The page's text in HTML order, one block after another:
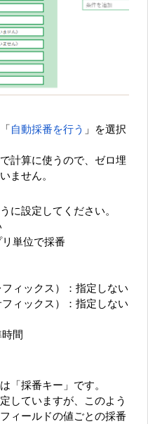
自動採番を行う 」を選択
計算に使うので、ゼロ埋
ません。
に設定してください。
単位で採番
ィックス）：指定しない
ィックス）：指定しない
間
「採番キー」です。
していますが、このよう
ィールドの値ごとの採番